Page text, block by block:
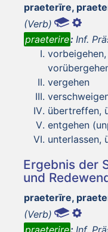
praeterīre,
(Verb)
praeterire: Inf.
vergehen
übertreffen,
entgehen
unterlassen,
Ergebnis der
und
praeterīre,
(Verb)
praeterire: Inf.